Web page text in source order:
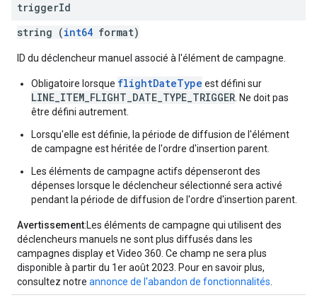
triggerId
string (int64 format)
ID du déclencheur manuel associé à l'élément de campagne.
Obligatoire lorsque flightDateType est défini sur
LINE_ITEM_FLIGHT_DATE_TYPE_TRIGGER . Ne doit pas
être défini autrement.
Lorsqu'elle est définie, la période de diffusion de l'élément
de campagne est héritée de l'ordre d'insertion parent.
Les éléments de campagne actifs dépenseront des
dépenses lorsque le déclencheur sélectionné sera activé
pendant la période de diffusion de l'ordre d'insertion parent.
Avertissement:Les éléments de campagne qui utilisent des
déclencheurs manuels ne sont plus diffusés dans les
campagnes display et Video 360. Ce champ ne sera plus
disponible à partir du 1er août 2023. Pour en savoir plus,
consultez notre annonce de l'abandon de fonctionnalités